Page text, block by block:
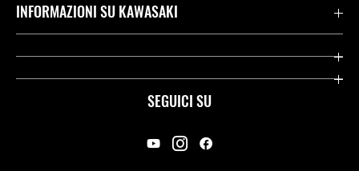
SEGUICI SU
Assistenza Stradale Kawasaki
Kawasaki Care
INFORMAZIONI SU KAWASAKI
Società